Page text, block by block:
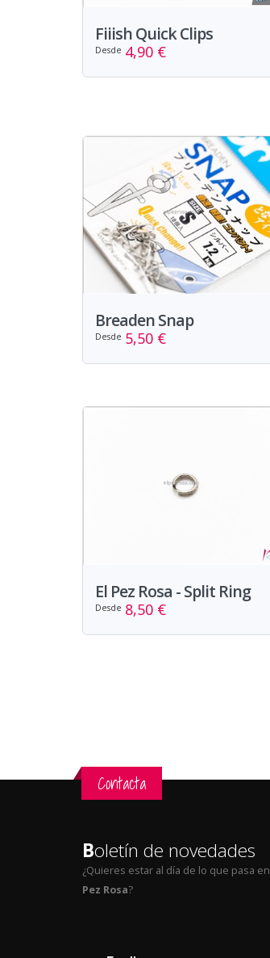
Fiiish Quick Clips
Desde 4,90 €
Breaden Snap
Desde 5,50 €
El Pez Rosa - Split Ring
Desde 8,50 €
Contacta
Boletín de novedades
¿Quieres estar al día de lo que pasa en
Pez Rosa?